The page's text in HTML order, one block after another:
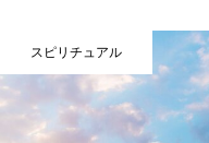
スピリチュアル